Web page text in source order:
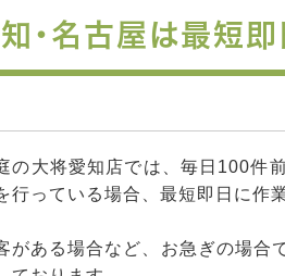
・名古屋は最短即
の大将愛知店では、毎日100件
行っている場合、最短即日に作
がある場合など、お急ぎの場合